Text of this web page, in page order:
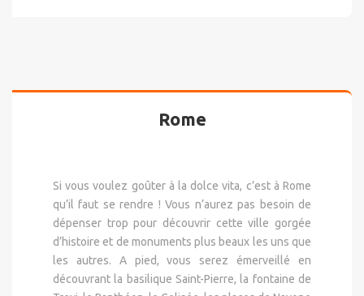
Rome
Si vous voulez goûter à la dolce vita, c’est à Rome
qu’il faut se rendre ! Vous n’aurez pas besoin de
dépenser trop pour découvrir cette ville gorgée
d’histoire et de monuments plus beaux les uns que
les autres. A pied, vous serez émerveillé en
découvrant la basilique Saint-Pierre, la fontaine de